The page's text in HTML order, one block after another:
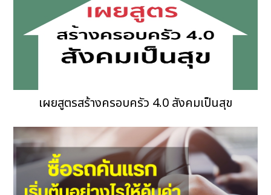
เผยสูตรสร้างครอบครัว 4.0 สังคมเป็นสุข